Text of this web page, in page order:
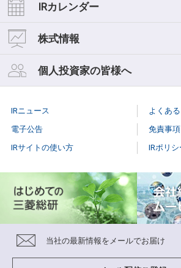
IRカレンダー
株式情報
株式情報
株主総会
株式事務手続き
配当情報
株価情報（Yahoo!ファイナンス）
個人投資家の皆様へ
個人投資家説明会
当社株主になるメリット
三菱総研のあゆみ
特色と強み
IRニュース
よくあ
電子公告
免責事項
IRサイトの使い方
IRポリシ
当社の最新情報をメールでお届け